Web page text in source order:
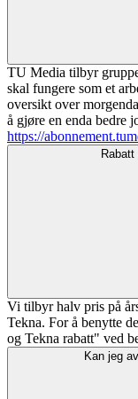
TU Media tilbyr
skal fungere som et
oversikt over
å gjøre en enda bedre
https://
Vi tilbyr halv pris på
Tekna. For å benytte
og Tekna rabatt" ved
Kan jeg